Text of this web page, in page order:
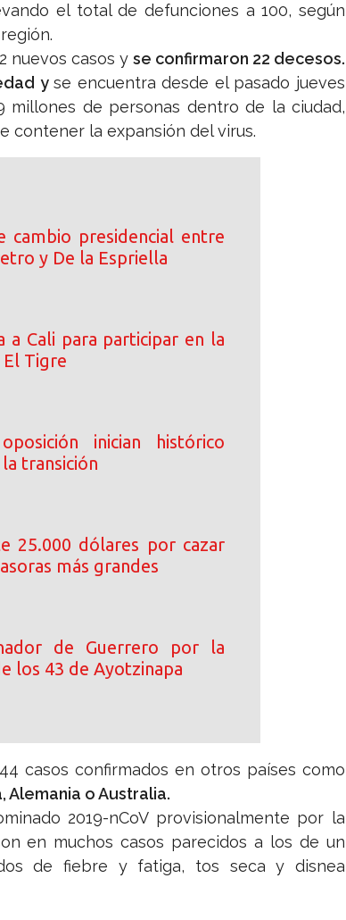
el total de defunciones a 100, según
nuevos casos y se confirmaron 22 decesos.
yse encuentra desde el pasado jueves
de personas dentro de la ciudad,
contener la expansión del virus.
cambio presidencial entre
y De la Espriella
a Cali para participar en la
Tigre
inician histórico
transición
25.000 dólares por cazar
más grandes
de Guerrero por la
los 43 de Ayotzinapa
casos confirmados en otros países como
Alemania o Australia.
2019-nCoV provisionalmente por la
en muchos casos parecidos a los de un
de fiebre y fatiga, tos seca y disnea